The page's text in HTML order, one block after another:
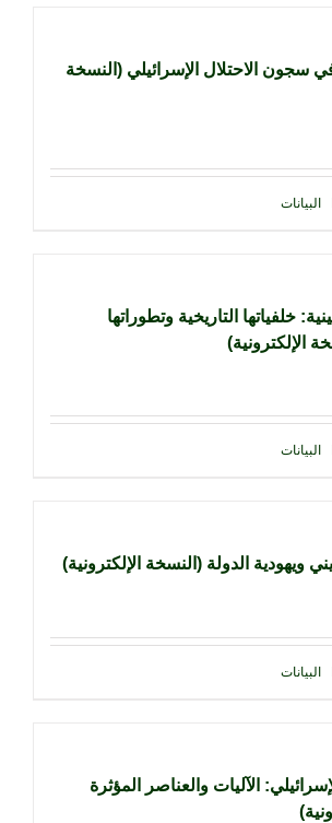
سجون الاحتلال الإسرائيلي (النسخة
البيانات
خلفياتها التاريخية وتطوراتها
الإلكترونية)
البيانات
ويهودية الدولة (النسخة الإلكترونية)
البيانات
الآليات والعناصر المؤثرة